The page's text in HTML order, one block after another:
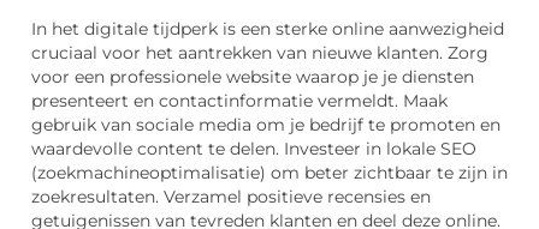
In het digitale tijdperk is een sterke online aanwezigheid
cruciaal voor het aantrekken van nieuwe klanten. Zorg
voor een professionele website waarop je je diensten
presenteert en contactinformatie vermeldt. Maak
gebruik van sociale media om je bedrijf te promoten en
waardevolle content te delen. Investeer in lokale SEO
(zoekmachineoptimalisatie) om beter zichtbaar te zijn in
zoekresultaten. Verzamel positieve recensies en
getuigenissen van tevreden klanten en deel deze online.